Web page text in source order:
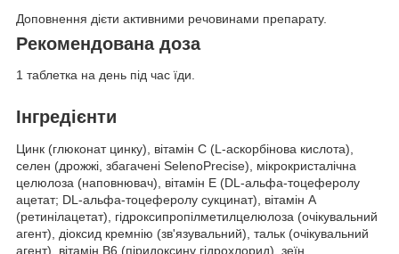
Доповнення дієти активними речовинами препарату.
Рекомендована доза
1 таблетка на день під час їди.
Інгредієнти
Цинк (глюконат цинку), вітамін C (L-аскорбінова кислота),
селен (дрожжі, збагачені SelenoPrecise), мікрокристалічна
целюлоза (наповнювач), вітамін Е (DL-альфа-тоцеферолу
ацетат; DL-альфа-тоцеферолу сукцинат), вітамін A
(ретинілацетат), гідроксипропілметилцелюлоза (очікувальний
агент), діоксид кремнію (зв'язувальний), тальк (очікувальний
агент), вітамін B6 (піридоксину гідрохлорид), зеїн